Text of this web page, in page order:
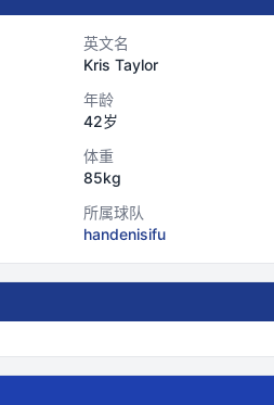
英文名
Kris Taylor
年龄
42岁
体重
85kg
所属球队
handenisifu